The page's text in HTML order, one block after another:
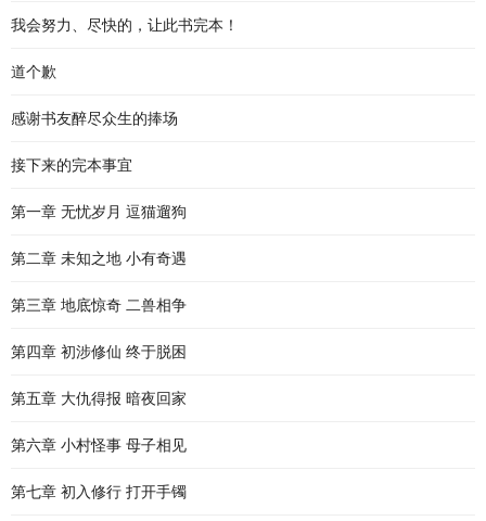
我会努力、尽快的，让此书完本！
道个歉
感谢书友醉尽众生的捧场
接下来的完本事宜
第一章 无忧岁月 逗猫遛狗
第二章 未知之地 小有奇遇
第三章 地底惊奇 二兽相争
第四章 初涉修仙 终于脱困
第五章 大仇得报 暗夜回家
第六章 小村怪事 母子相见
第七章 初入修行 打开手镯